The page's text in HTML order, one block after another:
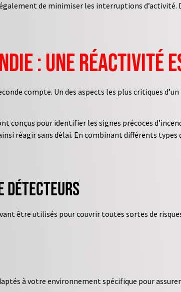
de minimiser les interruptions
: une réactivité
compte. Un des aspects les plus critiques d’un
conçus pour identifier les signes précoces
réagir sans délai. En combinant différents
détecteurs
être utilisés pour couvrir toutes sortes de
à votre environnement spécifique pour